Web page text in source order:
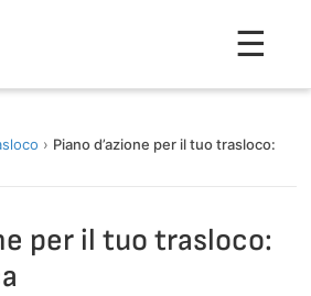
☰
› Piano d’azione per il tuo trasloco:
per il tuo trasloco: